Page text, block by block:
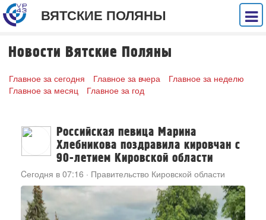
ВЯТСКИЕ ПОЛЯНЫ
Новости Вятские Поляны
Главное за сегодня Главное за вчера
Главное за неделю
Главное за месяц
Главное за год
Российская певица Марина
Хлебникова поздравила кировчан с
90-летием Кировской области
Cегодня в 07:16 · Правительство Кировской области